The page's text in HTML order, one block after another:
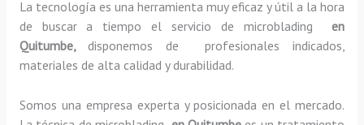
La tecnología es una herramienta muy eficaz y útil a la hora
de buscar a tiempo el servicio de microblading en
Quitumbe, disponemos de profesionales indicados,
materiales de alta calidad y durabilidad.
Somos una empresa experta y posicionada en el mercado.